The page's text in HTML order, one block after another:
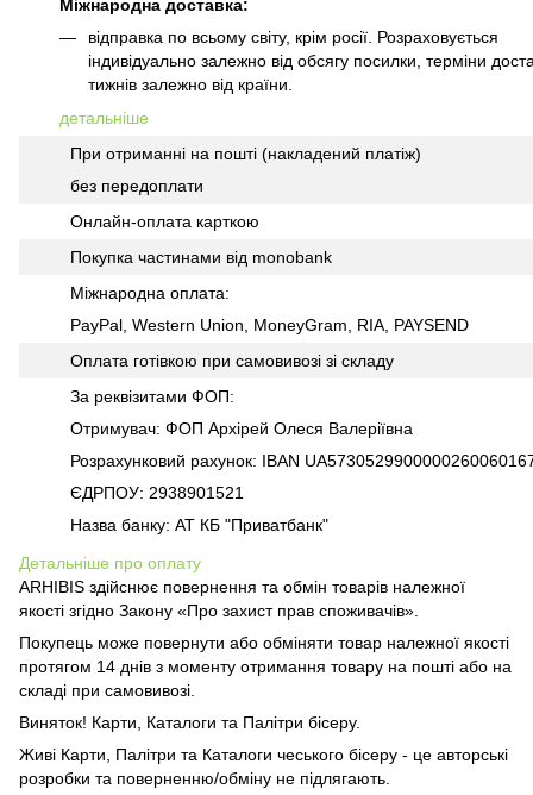
Міжнародна доставка:
відправка по всьому світу, крім росії. Розраховується
індивідуально залежно від обсягу посилки, терміни
тижнів залежно від країни.
детальніше
При отриманні на пошті (накладений платіж)
без передоплати
Онлайн-оплата карткою
Покупка частинами від monobank
Міжнародна оплата:
PayPal, Western Union, MoneyGram, RIA, PAYSEND
Оплата готівкою при самовивозі зі складу
За реквізитами ФОП:
Отримувач: ФОП Архірей Олеся Валеріївна
Розрахунковий рахунок: IBAN
ЄДРПОУ: 2938901521
Назва банку: АТ КБ "Приватбанк"
Детальніше про оплату
ARHIBIS здійснює повернення та обмін товарів належної
якості згідно Закону «Про захист прав споживачів».
Покупець може повернути або обміняти товар належної якості
протягом 14 днів з моменту отримання товару на пошті або на
складі при самовивозі.
Виняток! Карти, Каталоги та Палітри бісеру.
Живі Карти, Палітри та Каталоги чеського бісеру - це авторські
розробки та поверненню/обміну не підлягають.